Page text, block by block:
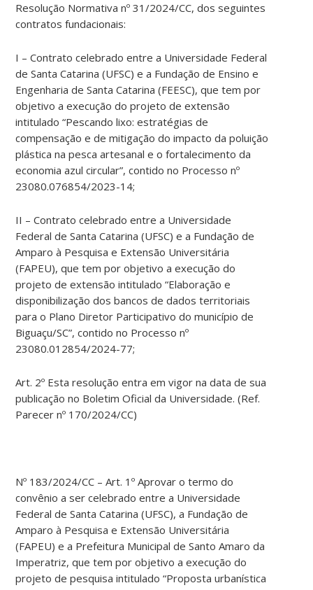
Resolução Normativa nº 31/2024/CC, dos seguintes
contratos fundacionais:
I – Contrato celebrado entre a Universidade Federal
de Santa Catarina (UFSC) e a Fundação de Ensino e
Engenharia de Santa Catarina (FEESC), que tem por
objetivo a execução do projeto de extensão
intitulado “Pescando lixo: estratégias de
compensação e de mitigação do impacto da poluição
plástica na pesca artesanal e o fortalecimento da
economia azul circular”, contido no Processo nº
23080.076854/2023-14;
II – Contrato celebrado entre a Universidade
Federal de Santa Catarina (UFSC) e a Fundação de
Amparo à Pesquisa e Extensão Universitária
(FAPEU), que tem por objetivo a execução do
projeto de extensão intitulado “Elaboração e
disponibilização dos bancos de dados territoriais
para o Plano Diretor Participativo do município de
Biguaçu/SC”, contido no Processo nº
23080.012854/2024-77;
Art. 2º Esta resolução entra em vigor na data de sua
publicação no Boletim Oficial da Universidade. (Ref.
Parecer nº 170/2024/CC)
Nº 183/2024/CC – Art. 1º Aprovar o termo do
convênio a ser celebrado entre a Universidade
Federal de Santa Catarina (UFSC), a Fundação de
Amparo à Pesquisa e Extensão Universitária
(FAPEU) e a Prefeitura Municipal de Santo Amaro da
Imperatriz, que tem por objetivo a execução do
projeto de pesquisa intitulado “Proposta urbanística